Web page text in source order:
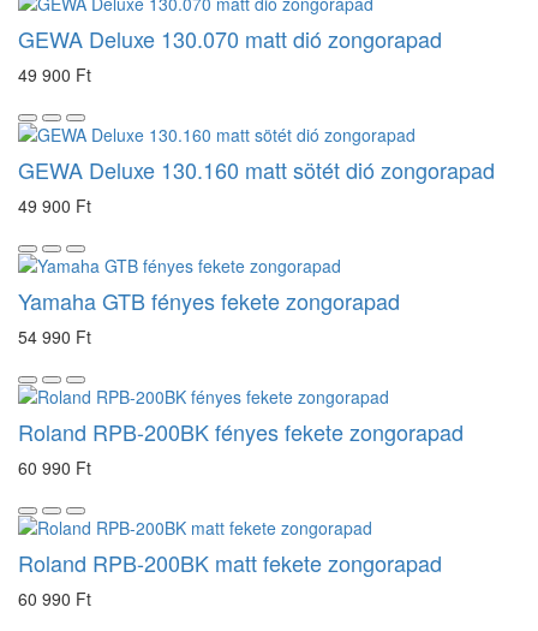
GEWA Deluxe 130.070 matt dió zongorapad
49 900 Ft
GEWA Deluxe 130.160 matt sötét dió zongorapad
49 900 Ft
Yamaha GTB fényes fekete zongorapad
54 990 Ft
Roland RPB-200BK fényes fekete zongorapad
60 990 Ft
Roland RPB-200BK matt fekete zongorapad
60 990 Ft